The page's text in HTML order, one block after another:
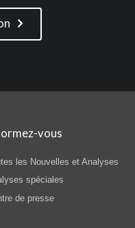
vous
les Nouvelles et Analyses
spéciales
de presse